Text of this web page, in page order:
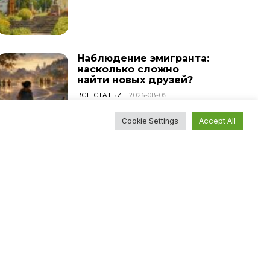
Наблюдение эмигранта:
насколько сложно
найти новых друзей?
ВСЕ СТАТЬИ 2026-08-05
Cookie Settings Accept All